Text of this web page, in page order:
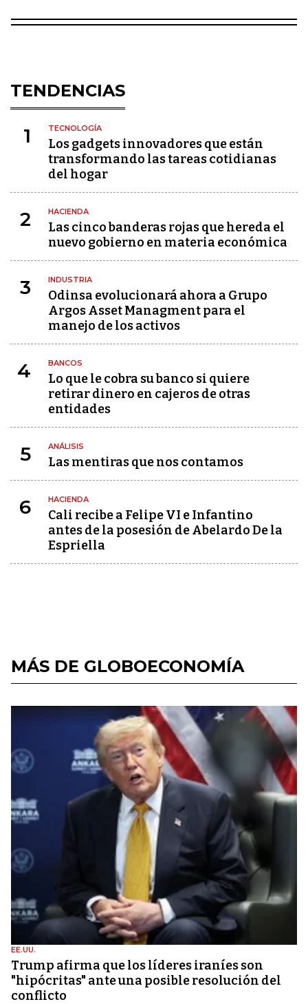
TENDENCIAS
1 TECNOLOGÍA
Los gadgets innovadores que están
transformando las tareas cotidianas
del hogar
2 HACIENDA
Las cinco banderas rojas que hereda el
nuevo gobierno en materia económica
3 INDUSTRIA
Odinsa evolucionará ahora a Grupo
Argos Asset Managment para el
manejo de los activos
4 BANCOS
Lo que le cobra su banco si quiere
retirar dinero en cajeros de otras
entidades
5 ANÁLISIS
Las mentiras que nos contamos
6 HACIENDA
Cali recibe a Felipe VI e Infantino
antes de la posesión de Abelardo De la
Espriella
MÁS DE GLOBOECONOMÍA
EE.UU.
Trump afirma que los líderes iraníes son
"hipócritas" ante una posible resolución del
conflicto